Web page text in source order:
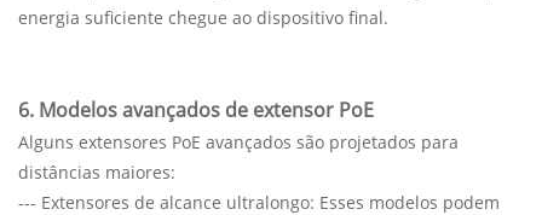
energia suficiente chegue ao dispositivo final.
6. Modelos avançados de extensor PoE
Alguns extensores PoE avançados são projetados para
distâncias maiores:
--- Extensores de alcance ultralongo: Esses modelos podem